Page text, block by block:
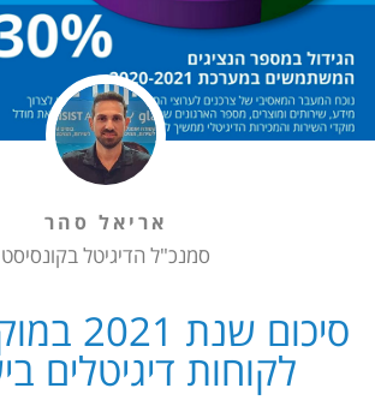
אריאל סהר
סמנכ"ל הדיגיטל בקונסיסט
סיכום
לקוחות דיגיטלים